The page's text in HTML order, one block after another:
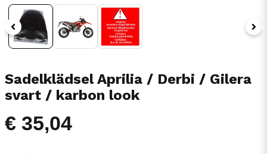
Sadelklädsel Aprilia / Derbi / Gilera
svart / karbon look
€ 35,04